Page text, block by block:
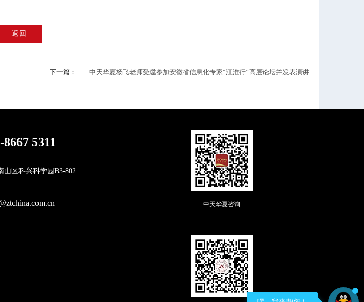
返回
下一篇： 中天华夏杨飞老师受邀参加安徽省信息化专家“江淮行”高层论坛并发表演讲
8667 5311
山区科兴科学园B3-802
中天华夏咨询